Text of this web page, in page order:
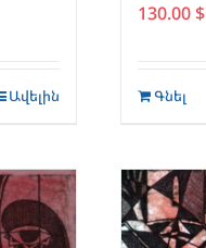
Ավելին
130.00 $
Գնել